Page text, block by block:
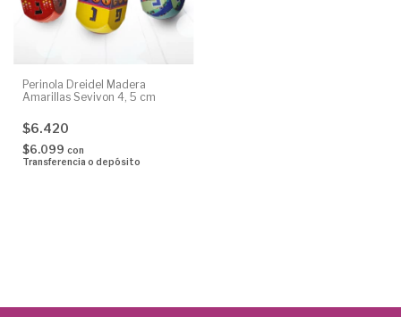
Perinola Dreidel Madera
Amarillas Sevivon 4, 5 cm
$6.420
$6.099 con
Transferencia o depósito